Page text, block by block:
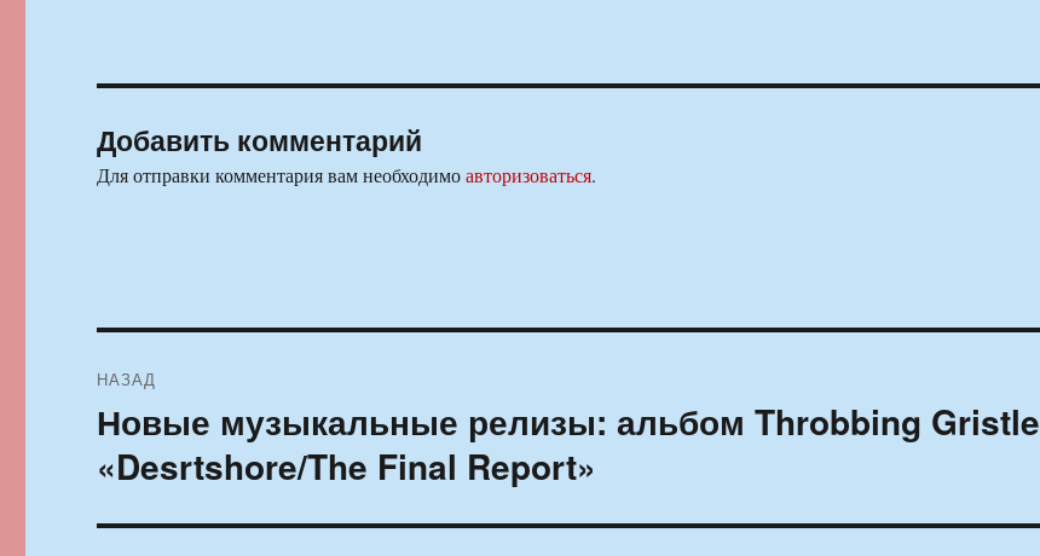
Добавить комментарий
Для отправки комментария вам необходимоавторизоваться.
по
записям
НАЗАД
Предыдущая
запись:
Новые музыкальные релизы: альбом Throbbing Gristle
«Desrtshore/The Final Report»